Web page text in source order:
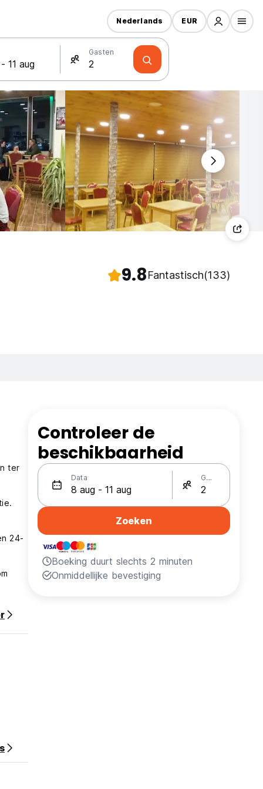
Gasten
Nederlands EUR
9.8Fantastisch(133)
ter
24-
Controleer de
beschikbaarheid
Data Gasten
Zoeken
Boeking duurt slechts 2 minuten
Onmiddellijke bevestiging